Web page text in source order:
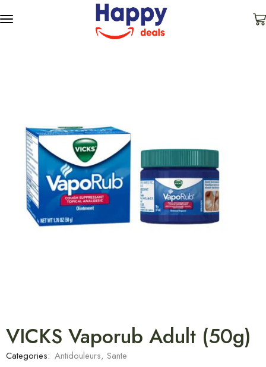
VICKS Vaporub Adult (50g)
Categories: Antidouleurs, Sante